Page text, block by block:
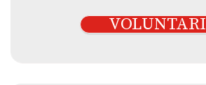
VOLUNTARI